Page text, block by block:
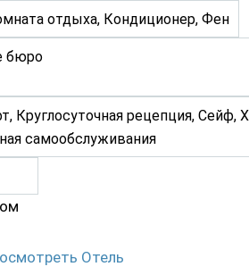
отдыха, Кондиционер, Фен
бюро
Круглосуточная рецепция, Сейф,
самообслуживания
Отель